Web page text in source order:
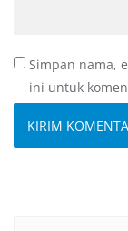
Simpan nama,
ini untuk